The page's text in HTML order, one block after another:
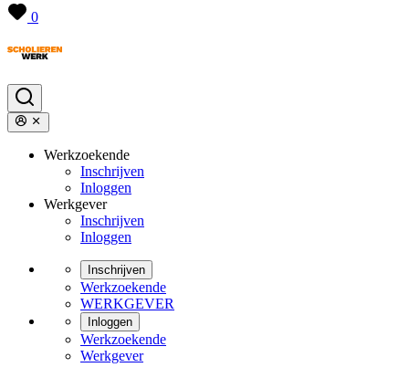
0
Werkzoekende
Inschrijven
Inloggen
Werkgever
Inschrijven
Inloggen
Inschrijven
Werkzoekende
WERKGEVER
Inloggen
Werkzoekende
Werkgever